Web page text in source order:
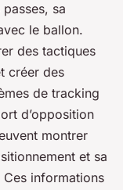
sa
le ballon.
des tactiques
créer des
de tracking
d’opposition
montrer
et sa
informations